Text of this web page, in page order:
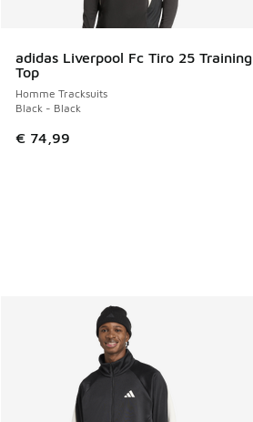
adidas Liverpool Fc Tiro 25 Training
Top
Homme Tracksuits
Black - Black
€ 74,99